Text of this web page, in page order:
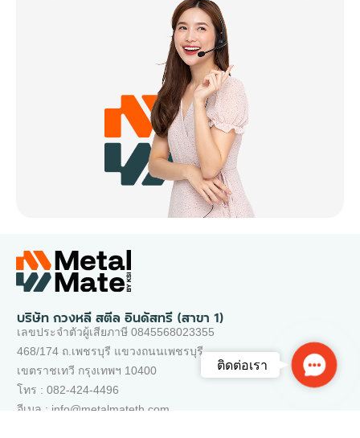
บริษัท กวงหลี สตีล อินดัสทรี (สาขา 1)
เลขประจำตัวผู้เสียภาษี 0845568023355
468/174 ถ.เพชรบุรี แขวงถนนเพชรบุรี
เขตราชเทวี กรุงเทพฯ 10400
โทร : 082-424-4496
อีเมล : info@metalmateth.com
Us
ติดต่อเรา